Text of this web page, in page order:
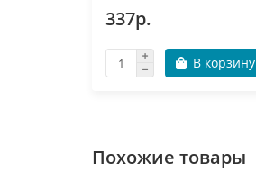
337р.
В корзину
Похожие товары